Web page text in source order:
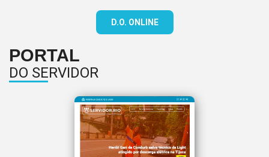
D.O. ONLINE
PORTAL
DO SERVIDOR